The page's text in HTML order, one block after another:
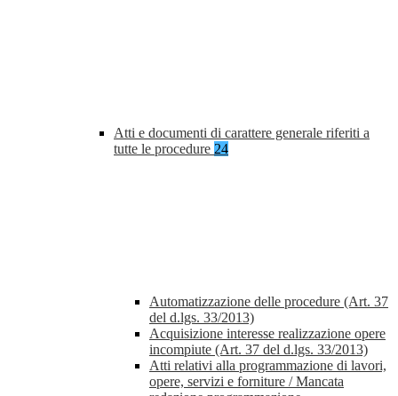
Atti e documenti di carattere generale riferiti a
tutte le procedure 24
Automatizzazione delle procedure (Art. 37
del d.lgs. 33/2013)
Acquisizione interesse realizzazione opere
incompiute (Art. 37 del d.lgs. 33/2013)
Atti relativi alla programmazione di lavori,
opere, servizi e forniture / Mancata